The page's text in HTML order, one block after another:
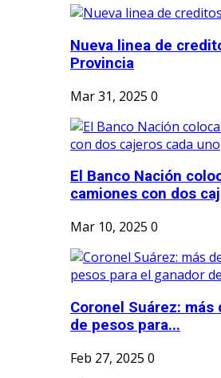
Nueva linea de
Provincia
Mar 31, 2025 0
El Banco Nación
camiones con dos
Mar 10, 2025 0
Coronel Suárez:
de pesos para...
Feb 27, 2025 0